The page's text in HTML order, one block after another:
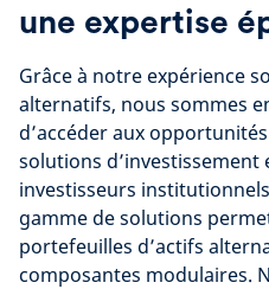
une expertise
Grâce à notre expérience
alternatifs, nous sommes
d’accéder aux
solutions d’investissement
investisseurs
gamme de solutions
portefeuilles d’actifs
composantes modulaires.